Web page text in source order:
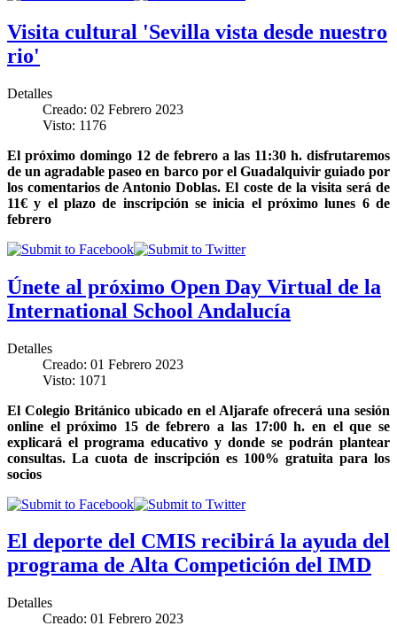
Visita cultural 'Sevilla vista desde nuestro
rio'
Detalles
Creado: 02 Febrero 2023
Visto: 1176
El próximo domingo 12 de febrero a las 11:30 h. disfrutaremos
de un agradable paseo en barco por el Guadalquivir guiado por
los comentarios de Antonio Doblas. El coste de la visita será de
11€ y el plazo de inscripción se inicia el próximo lunes 6 de
febrero
Únete al próximo Open Day Virtual de la
International School Andalucía
Detalles
Creado: 01 Febrero 2023
Visto: 1071
El Colegio Británico ubicado en el Aljarafe ofrecerá una sesión
online el próximo 15 de febrero a las 17:00 h. en el que se
explicará el programa educativo y donde se podrán plantear
consultas. La cuota de inscripción es 100% gratuita para los
socios
El deporte del CMIS recibirá la ayuda del
programa de Alta Competición del IMD
Detalles
Creado: 01 Febrero 2023